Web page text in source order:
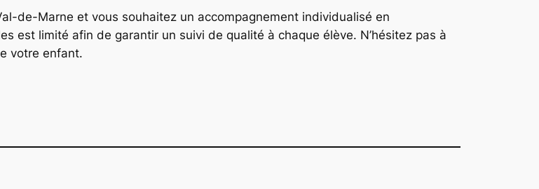
de-Marne et vous souhaitez un accompagnement individualisé en
est limité afin de garantir un suivi de qualité à chaque élève. N’hésitez pas à
votre enfant.